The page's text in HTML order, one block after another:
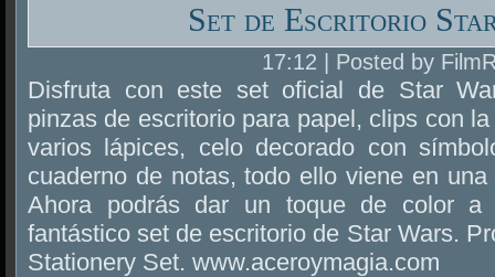
Set de Escritorio
17:12 | Posted by
Disfruta con este set oficial de Star
pinzas de escritorio para papel, clips con
varios lápices, celo decorado con
cuaderno de notas, todo ello viene en
Ahora podrás dar un toque de color a
fantástico set de escritorio de Star Wars.
Stationery Set. www.aceroymagia.com